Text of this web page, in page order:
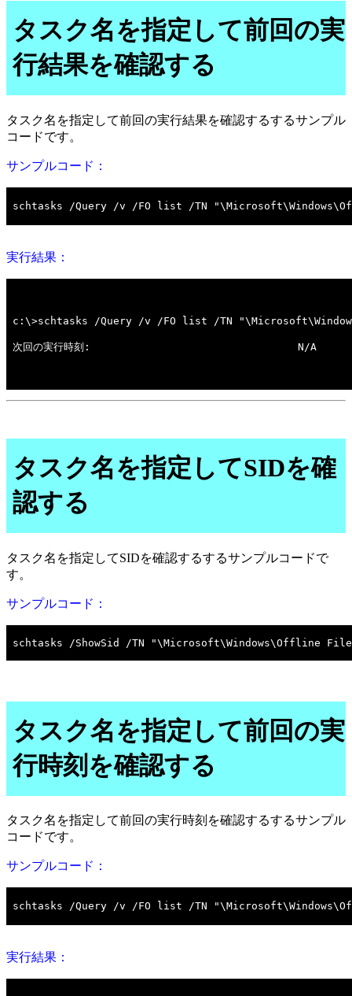
タスク名を指定して前回の実
行結果を確認する
タスク名を指定して前回の実行結果を確認するするサンプル
コードです。
サンプルコード：
実行結果：
タスク名を指定してSIDを確
認する
タスク名を指定してSIDを確認するするサンプルコードで
す。
サンプルコード：
タスク名を指定して前回の実
行時刻を確認する
タスク名を指定して前回の実行時刻を確認するするサンプル
コードです。
サンプルコード：
実行結果：